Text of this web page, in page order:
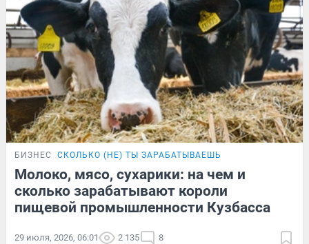
БИЗНЕС СКОЛЬКО (НЕ) ТЫ ЗАРАБАТЫВАЕШЬ
Молоко, мясо, сухарики: на чем и
сколько зарабатывают короли
пищевой промышленности Кузбасса
29 июля, 2026, 06:01 2 135 8